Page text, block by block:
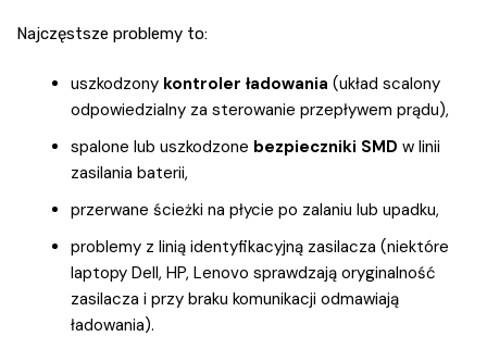
Najczęstsze problemy to:
uszkodzony kontroler ładowania (układ scalony
odpowiedzialny za sterowanie przepływem prądu),
spalone lub uszkodzone bezpieczniki SMD w linii
zasilania baterii,
przerwane ścieżki na płycie po zalaniu lub upadku,
problemy z linią identyfikacyjną zasilacza (niektóre
laptopy Dell, HP, Lenovo sprawdzają oryginalność
zasilacza i przy braku komunikacji odmawiają
ładowania).